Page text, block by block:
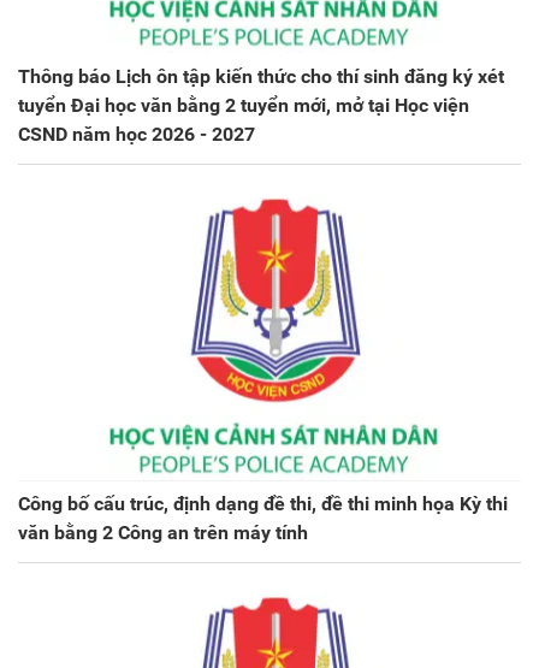
Thông báo Lịch ôn tập kiến thức cho thí sinh đăng ký xét
tuyển Đại học văn bằng 2 tuyển mới, mở tại Học viện
CSND năm học 2026 - 2027
Công bố cấu trúc, định dạng đề thi, đề thi minh họa Kỳ thi
văn bằng 2 Công an trên máy tính